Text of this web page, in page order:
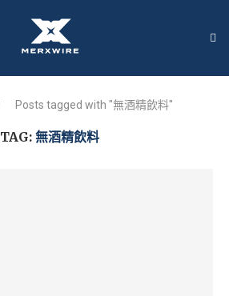
Posts tagged with "無酒精飲料"
TAG: 無酒精飲料